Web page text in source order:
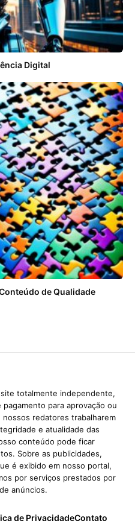
Digital
de Qualidade
totalmente independente,
para aprovação ou
redatores trabalharem
e atualidade das
conteúdo pode ficar
Sobre as publicidades,
é exibido em nosso portal,
por serviços prestados por
anúncios.
de PrivacidadeContato